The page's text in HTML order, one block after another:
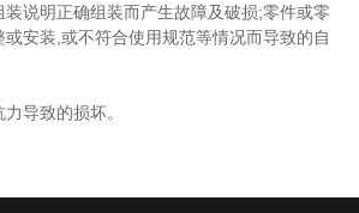
装说明正确组装而产生故障及破损;零件或零
安装,或不符合使用规范等情况而导致的自
导致的损坏。